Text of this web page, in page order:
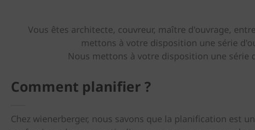
Vous êtes architecte, couvreur, maître d'ouvrage,
mettons à votre disposition une série
Nous mettons à votre disposition une série
Comment planifier ?
Chez wienerberger, nous savons que la planification est